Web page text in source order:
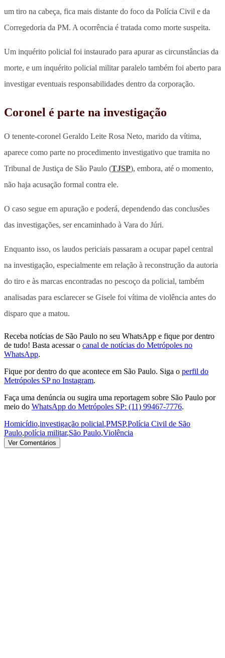
um tiro na cabeça, fica mais distante do foco da Polícia Civil e da
Corregedoria da PM. A ocorrência é tratada como morte suspeita.
Um inquérito policial foi instaurado para apurar as circunstâncias da
morte, e um inquérito policial militar paralelo também foi aberto para
investigar eventuais responsabilidades dentro da corporação.
Coronel é parte na investigação
O tenente-coronel Geraldo Leite Rosa Neto, marido da vítima,
aparece como parte no procedimento investigativo que tramita no
Tribunal de Justiça de São Paulo (TJSP), embora, até o momento,
não haja acusação formal contra ele.
O caso segue em apuração e poderá, dependendo das conclusões
das investigações, ser encaminhado à Vara do Júri.
Enquanto isso, os laudos periciais passaram a ocupar papel central
na investigação, especialmente em relação à reconstrução da autoria
do tiro e às marcas encontradas no pescoço da policial, também
analisadas para esclarecer se Gisele foi vítima de violência antes do
disparo que a matou.
Receba notícias de São Paulo no seu WhatsApp e fique por dentro
de tudo! Basta acessar o canal de notícias do Metrópoles no
WhatsApp.
Fique por dentro do que acontece em São Paulo. Siga o perfil do
Metrópoles SP no Instagram.
Faça uma denúncia ou sugira uma reportagem sobre São Paulo por
meio do WhatsApp do Metrópoles SP: (11) 99467-7776.
Homicídio,investigação policial,PMSP,Polícia Civil de São
Paulo,polícia militar,São Paulo,Violência
Ver Comentários